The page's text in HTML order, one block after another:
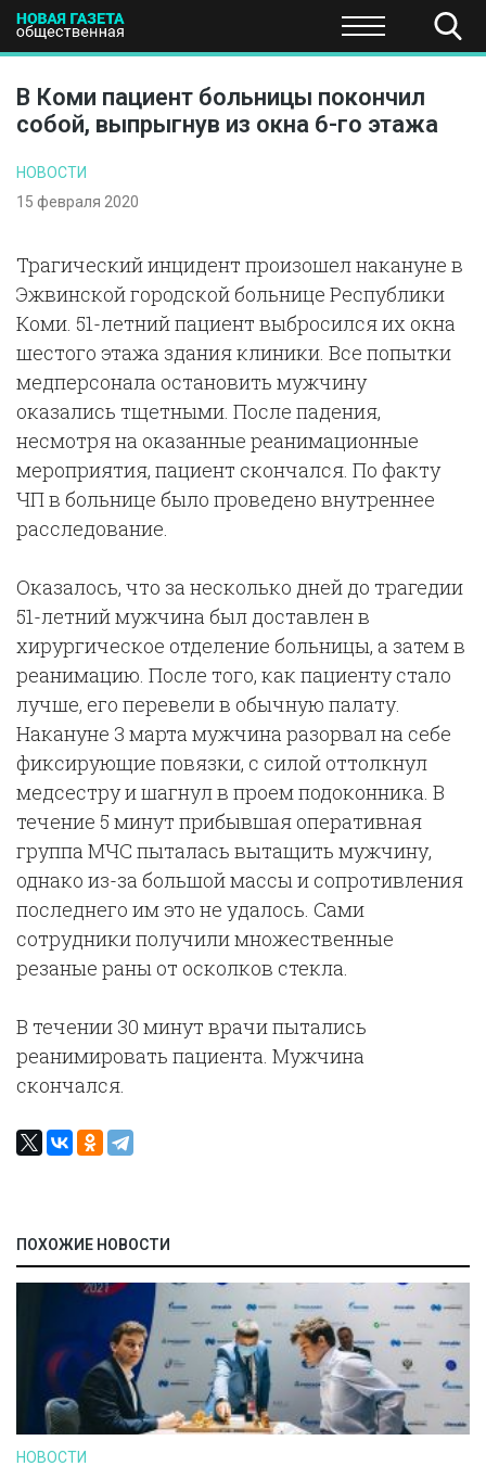
ПОЛИТИКА ЭКОНОМИКА НАУКА И
В Коми пациент больницы покончил
собой, выпрыгнув из окна 6-го этажа
НОВОСТИ
15 февраля 2020
Трагический инцидент произошел накануне в
Эжвинской городской больнице Республики
Коми. 51-летний пациент выбросился их окна
шестого этажа здания клиники. Все попытки
медперсонала остановить мужчину
оказались тщетными. После падения,
несмотря на оказанные реанимационные
мероприятия, пациент скончался. По факту
ЧП в больнице было проведено внутреннее
расследование.
Оказалось, что за несколько дней до трагедии
51-летний мужчина был доставлен в
хирургическое отделение больницы, а затем в
реанимацию. После того, как пациенту стало
лучше, его перевели в обычную палату.
Накануне 3 марта мужчина разорвал на себе
фиксирующие повязки, с силой оттолкнул
медсестру и шагнул в проем подоконника. В
течение 5 минут прибывшая оперативная
группа МЧС пыталась вытащить мужчину,
однако из-за большой массы и сопротивления
последнего им это не удалось. Сами
сотрудники получили множественные
резаные раны от осколков стекла.
В течении 30 минут врачи пытались
реанимировать пациента. Мужчина
скончался.
ПОХОЖИЕ НОВОСТИ
НОВОСТИ